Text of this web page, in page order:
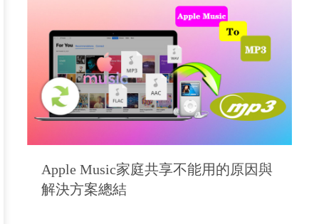
Apple Music家庭共享不能用的原因與
解決方案總結